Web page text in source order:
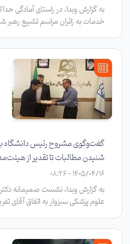
به گزارش وبدا، در راستای آمادگی
خدمات به زائران مراسم تشییع
رئیسه و کارگروه تخصصی مربوطه
گفت‌وگوی مشروح رئیس دانشگاه با
شنیدن مطالبات تا تقدیر از
1405/04/16 - 08:26
به گزارش وبدا، نشست صمیمانه
علوم پزشکی سبزوار به اتفاق آقای
نمایندگان جامعه پرستاری
هدف بررسی مسائل، مطالبات و